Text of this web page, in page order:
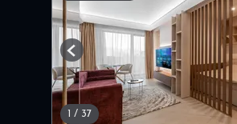
1 / 37
Previous